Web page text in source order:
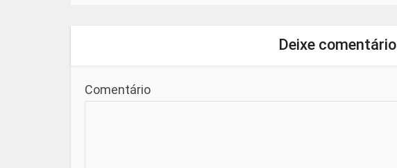
Deixe comentário
Comentário